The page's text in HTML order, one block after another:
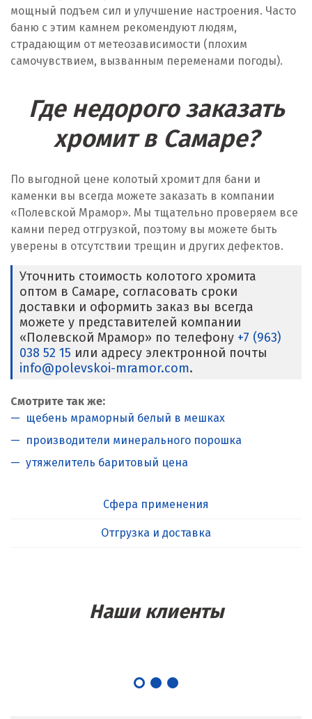
мощный подъем сил и улучшение настроения. Часто
баню с этим камнем рекомендуют людям,
страдающим от метеозависимости (плохим
самочувствием, вызванным переменами погоды).
Где недорого заказать
хромит в Самаре?
По выгодной цене колотый хромит для бани и
каменки вы всегда можете заказать в компании
«Полевской Мрамор». Мы тщательно проверяем все
камни перед отгрузкой, поэтому вы можете быть
уверены в отсутствии трещин и других дефектов.
Уточнить стоимость колотого хромита
оптом в Самаре, согласовать сроки
доставки и оформить заказ вы всегда
можете у представителей компании
«Полевской Мрамор» по телефону +7 (963)
038 52 15 или адресу электронной почты
info@polevskoi-mramor.com.
Смотрите так же:
щебень мраморный белый в мешках
производители минерального порошка
утяжелитель баритовый цена
Сфера применения
Отгрузка и доставка
Наши клиенты